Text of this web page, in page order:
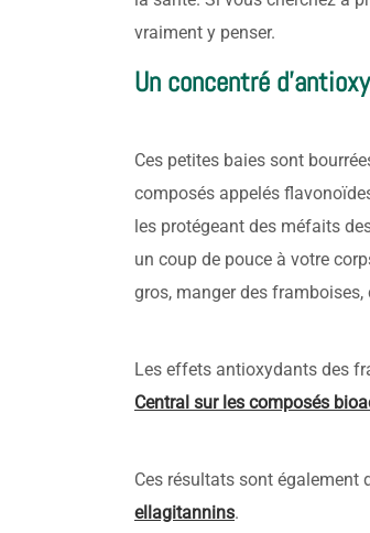
vraiment y penser.
Un concentré
Ces petites baies sont
composés appelés
les protégeant des méfaits
un coup de pouce à votre
gros, manger des framboises,
Les effets antioxydants des
Central sur les composés
Ces résultats sont également
ellagitannins.